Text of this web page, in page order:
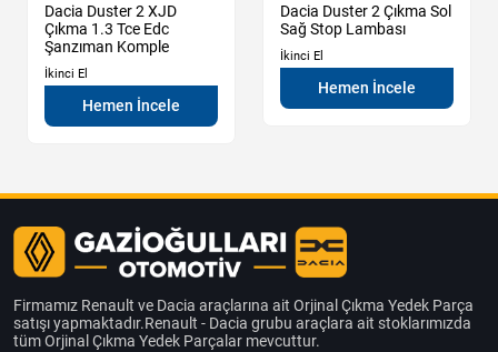
Dacia Duster 2 XJD
Çıkma 1.3 Tce Edc
Şanzıman Komple
İkinci El
Hemen İncele
Dacia Duster 2 Çıkma Sol
Sağ Stop Lambası
İkinci El
Hemen İncele
Firmamız Renault ve Dacia araçlarına ait Orjinal Çıkma Yedek Parça
satışı yapmaktadır.Renault - Dacia grubu araçlara ait stoklarımızda
tüm Orjinal Çıkma Yedek Parçalar mevcuttur.